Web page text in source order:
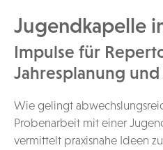
Jugendkapelle
Impulse für
Jahresplanung
Wie gelingt
Probenarbeit mit einer
vermittelt praxisnahe Ideen